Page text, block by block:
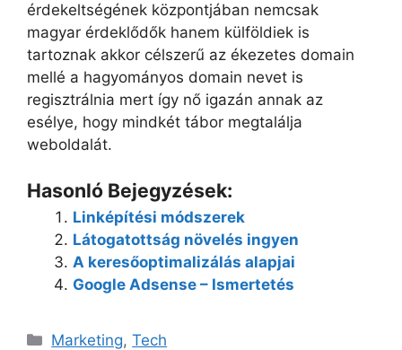
érdekeltségének központjában nemcsak
magyar érdeklődők hanem külföldiek is
tartoznak akkor célszerű az ékezetes domain
mellé a hagyományos domain nevet is
regisztrálnia mert így nő igazán annak az
esélye, hogy mindkét tábor megtalálja
weboldalát.
Hasonló Bejegyzések:
Linképítési módszerek
Látogatottság növelés ingyen
A keresőoptimalizálás alapjai
Google Adsense – Ismertetés
Kategória
Marketing,Tech